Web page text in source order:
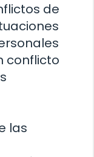
de
conflicto
las